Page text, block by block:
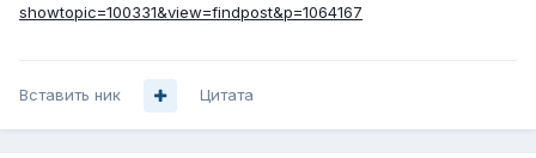
showtopic=100331&view=findpost&p=1064167
Вставить ник Цитата